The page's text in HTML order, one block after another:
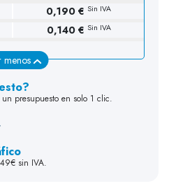
0,190 € Sin IVA
0,140 € Sin IVA
menos
presupuesto en solo 1 clic.
sin IVA.